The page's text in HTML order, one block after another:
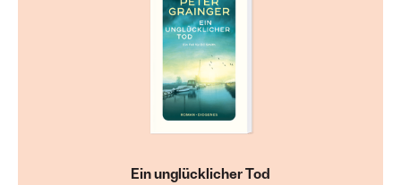
Ein unglücklicher Tod